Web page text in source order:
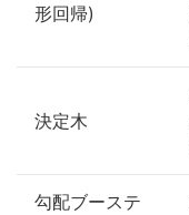
形回帰)
決定木
勾配ブーステ